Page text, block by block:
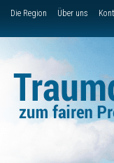
Die Region Über uns